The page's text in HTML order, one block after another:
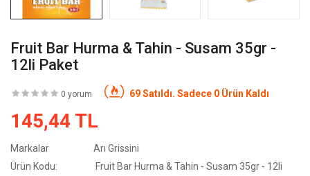
Fruit Bar Hurma & Tahin - Susam 35gr -
12li Paket
0 yorum 69 Satıldı. Sadece 0 Ürün Kaldı
145,44 TL
Markalar
Arı Grissini
Ürün Kodu:
Fruit Bar Hurma & Tahin - Susam 35gr - 12li